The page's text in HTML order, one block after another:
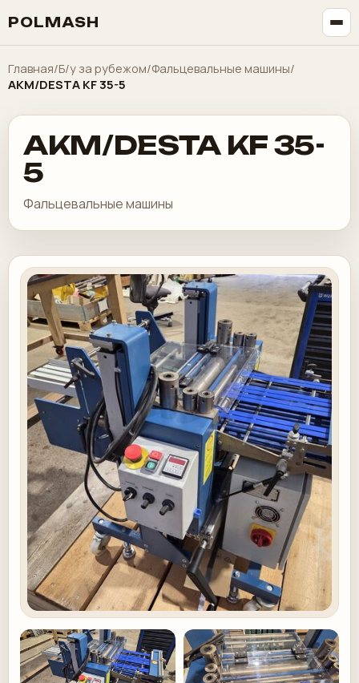
POLMASH
Главная/Б/у за рубежом/Фальцевальные машины/
AKM/DESTA KF 35-5
AKM/DESTA KF 35-
5
Фальцевальные машины